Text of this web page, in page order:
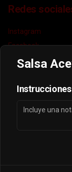
Redes
Instagram
Facebook
TikTok
Mi cuenta
Salsa